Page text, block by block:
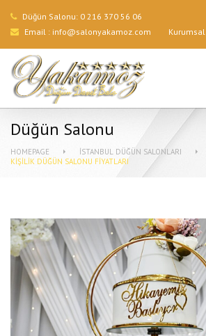
Düğün Salonu: 0 216 370 56 06
Email : info@salonyakamoz.com Kurumsal
ANA SAYFA
HIZMETLERIMIZ
GALERI
İLETIŞIM
Düğün Salonu
HOMEPAGE İSTANBUL DÜĞÜN SALONLARI
KIŞILIK DÜĞÜN SALONU FIYATLARI